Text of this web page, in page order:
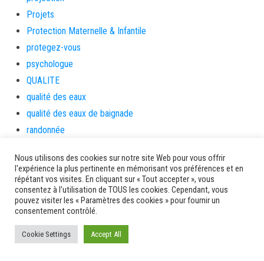
Projets
Protection Maternelle & Infantile
protegez-vous
psychologue
QUALITE
qualité des eaux
qualité des eaux de baignade
randonnée
rats
Recherche et innovation
Recherches
Réconciliation
RenovFDF
République
Nous utilisons des cookies sur notre site Web pour vous offrir
l'expérience la plus pertinente en mémorisant vos préférences et en
répétant vos visites. En cliquant sur « Tout accepter », vous
consentez à l'utilisation de TOUS les cookies. Cependant, vous
pouvez visiter les « Paramètres des cookies » pour fournir un
consentement contrôlé.
Cookie Settings Accept All